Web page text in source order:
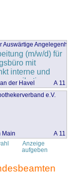
Lingen
Auswärtige
(m/w/d) für
mit
interne und
im
gehobenen
der Havel
A 11
e.V.
Main
A 11
Anzeige
aufgeben